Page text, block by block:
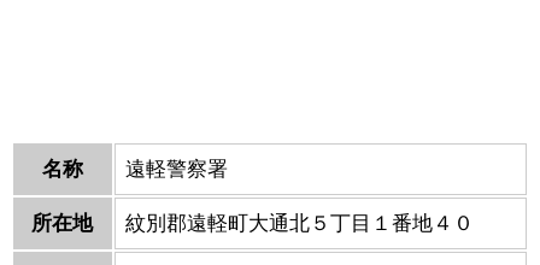
名称 遠軽警察署
所在地 紋別郡遠軽町大通北５丁目１番地４０